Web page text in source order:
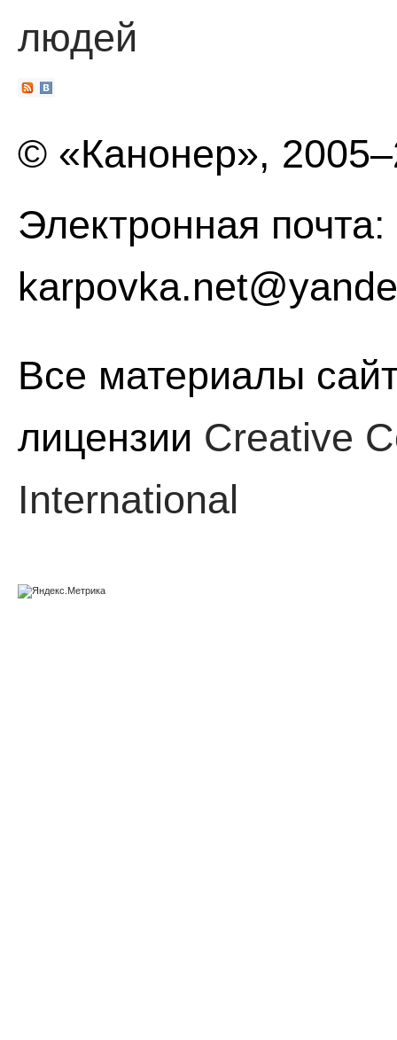
людей
© «Канонер»,
Электронная почта:
Все материалы
лицензии Creative
International